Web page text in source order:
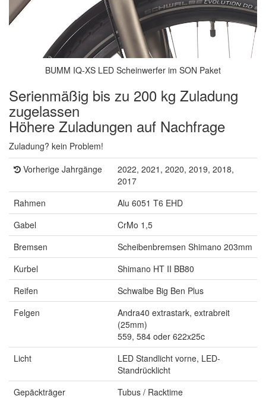
BUMM IQ-XS LED Scheinwerfer im SON Paket
Serienmäßig bis zu 200 kg Zuladung
zugelassen
Höhere Zuladungen auf Nachfrage
Zuladung? kein Problem!
Vorherige Jahrgänge
2022, 2021, 2020, 2019, 2018,
2017
Rahmen
Alu 6051 T6 EHD
Gabel
CrMo 1,5
Bremsen
Scheibenbremsen Shimano 203mm
Kurbel
Shimano HT II BB80
Reifen
Schwalbe Big Ben Plus
Felgen
Andra40 extrastark, extrabreit
(25mm)
559, 584 oder 622x25c
Licht
LED Standlicht vorne, LED-
Standrücklicht
Gepäckträger
Tubus / Racktime